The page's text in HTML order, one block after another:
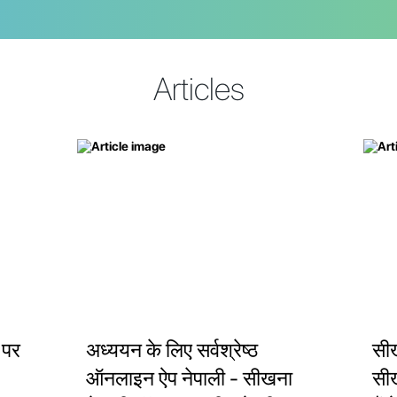
Articles
अध्ययन के लिए सर्वश्रेष्ठ
ऑनलाइन ऐप नेपाली - सीखना